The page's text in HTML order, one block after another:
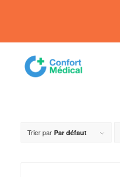
Trier par Par défaut